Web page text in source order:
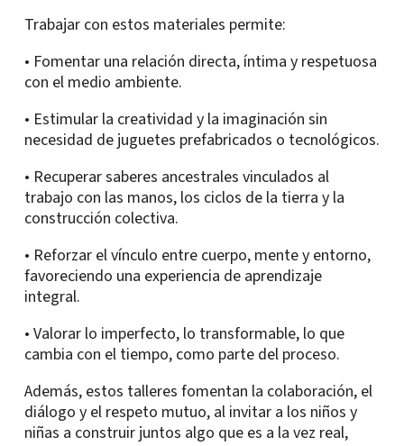
Trabajar con estos materiales permite:
• Fomentar una relación directa, íntima y respetuosa
con el medio ambiente.
• Estimular la creatividad y la imaginación sin
necesidad de juguetes prefabricados o tecnológicos.
• Recuperar saberes ancestrales vinculados al
trabajo con las manos, los ciclos de la tierra y la
construcción colectiva.
• Reforzar el vínculo entre cuerpo, mente y entorno,
favoreciendo una experiencia de aprendizaje
integral.
• Valorar lo imperfecto, lo transformable, lo que
cambia con el tiempo, como parte del proceso.
Además, estos talleres fomentan la colaboración, el
diálogo y el respeto mutuo, al invitar a los niños y
niñas a construir juntos algo que es a la vez real,